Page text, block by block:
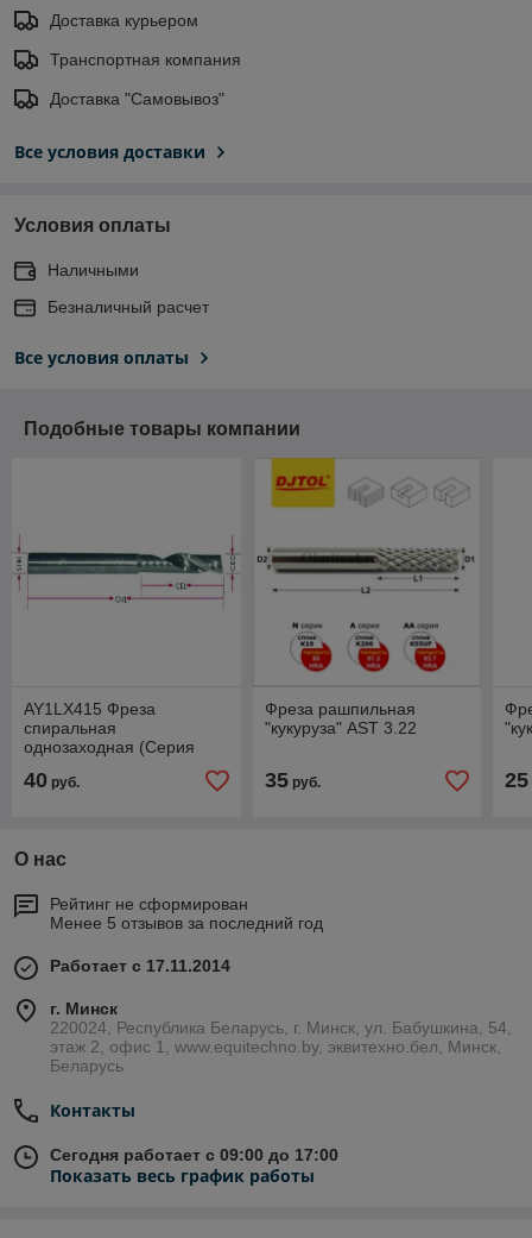
Доставка курьером
Транспортная компания
Доставка "Самовывоз"
Все условия доставки
Условия оплаты
Наличными
Безналичный расчет
Все условия оплаты
Подобные товары компании
AY1LX415 Фреза
спиральная
однозаходная (Серия
40 руб.
Фреза рашпильная
"кукуруза" AST 3.22
35руб. 25
О нас
Рейтинг не сформирован
Менее 5 отзывов за последний год
Работает с 17.11.2014
г. Минск
220024, Республика Беларусь, г. Минск, ул. Бабушкина, 54,
этаж 2, офис 1, www.equitechno.by, эквитехно.бел, Минск,
Беларусь
Контакты
Сегодня работает с 09:00 до 17:00
Показать весь график работы